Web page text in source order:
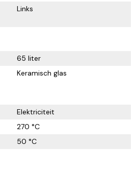
Links
65 liter
Keramisch glas
Elektriciteit
270 °C
50 °C